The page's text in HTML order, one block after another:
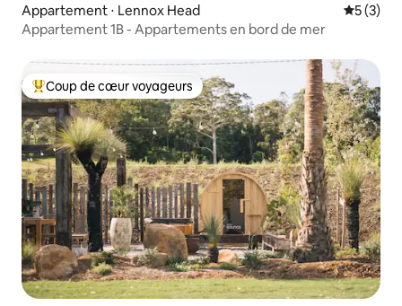
Appartement ⋅ Lennox Head
5 (3)
Appartement 1B - Appartements en bord de mer
Coups de cœur voyageurs les plus appréciés
Coup de cœur voyageurs